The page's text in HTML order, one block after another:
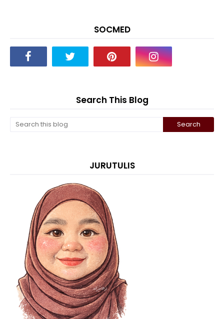
SOCMED
Search This Blog
JURUTULIS